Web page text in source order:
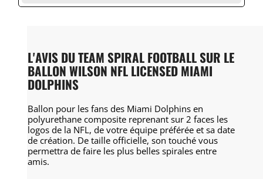
L'AVIS DU TEAM SPIRAL FOOTBALL SUR LE
BALLON WILSON NFL LICENSED MIAMI
DOLPHINS
Ballon pour les fans des Miami Dolphins en
polyurethane composite reprenant sur 2 faces les
logos de la NFL, de votre équipe préférée et sa date
de création. De taille officielle, son touché vous
permettra de faire les plus belles spirales entre
amis.